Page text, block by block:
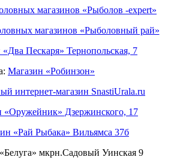
магазинов «Рыболов -expert»
магазинов «Рыболовный рай»
Пескаря» Тернопольская, 7
Магазин «Робинзон»
интернет-магазин SnastiUrala.ru
«Оружейник» Дзержинского, 17
«Рай Рыбака» Вильямса 37б
мкрн.Садовый Уинская 9